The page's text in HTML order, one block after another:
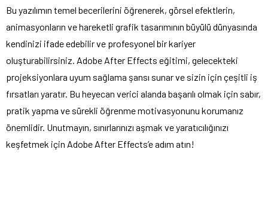
Bu yazılımın temel becerilerini öğrenerek, görsel efektlerin,
animasyonların ve hareketli grafik tasarımının büyülü dünyasında
kendinizi ifade edebilir ve profesyonel bir kariyer
oluşturabilirsiniz. Adobe After Effects eğitimi, gelecekteki
projeksiyonlara uyum sağlama şansı sunar ve sizin için çeşitli iş
fırsatları yaratır. Bu heyecan verici alanda başarılı olmak için sabır,
pratik yapma ve sürekli öğrenme motivasyonunu korumanız
önemlidir. Unutmayın, sınırlarınızı aşmak ve yaratıcılığınızı
keşfetmek için Adobe After Effects’e adım atın!